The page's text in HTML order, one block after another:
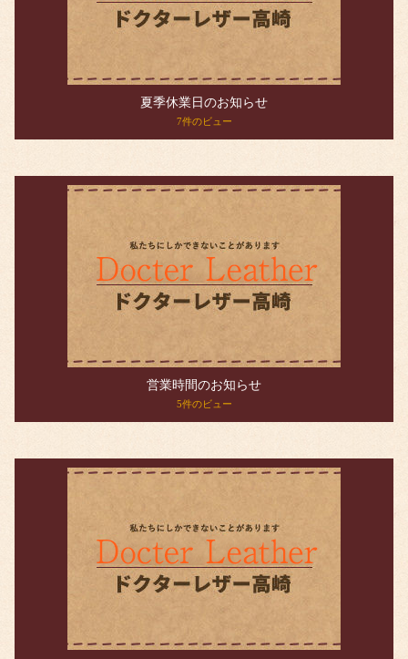
夏季休業日のお知らせ
7件のビュー
営業時間のお知らせ
5件のビュー